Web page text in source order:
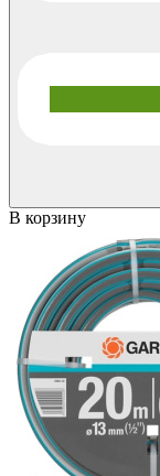
В корзину